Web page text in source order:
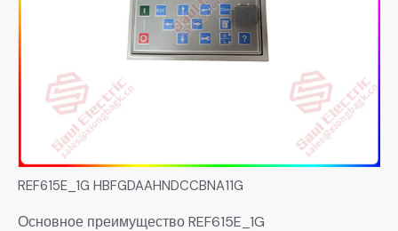
REF615E_1G HBFGDAAHNDCCBNA11G
Основное преимущество REF615E_1G